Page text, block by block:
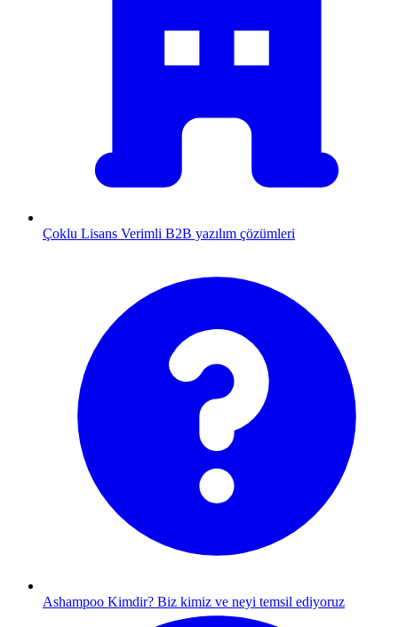
Çoklu Lisans Verimli B2B yazılım çözümleri
Ashampoo Kimdir? Biz kimiz ve neyi temsil ediyoruz